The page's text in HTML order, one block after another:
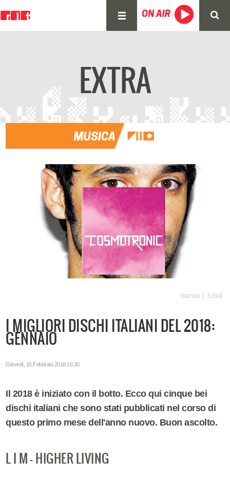
EXTRA
Stampa Email
I MIGLIORI DISCHI ITALIANI DEL 2018:
GENNAIO
Giovedì, 15 Febbraio 2018 16:30
Il 2018 è iniziato con il botto. Ecco qui cinque bei
dischi italiani che sono stati pubblicati nel corso di
questo primo mese dell'anno nuovo. Buon ascolto.
L I M - HIGHER LIVING